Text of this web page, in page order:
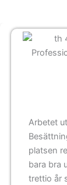
Arbetet
platsen
bara bra
trettio år